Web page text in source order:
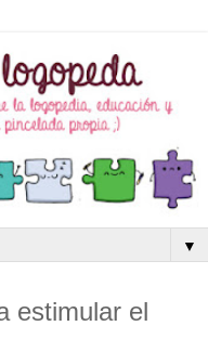
▼
estimular el